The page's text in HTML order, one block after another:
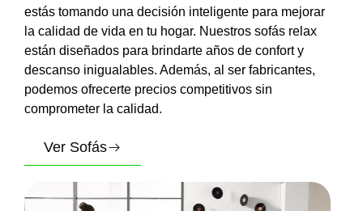
estás tomando una decisión inteligente para mejorar
la calidad de vida en tu hogar. Nuestros sofás relax
están diseñados para brindarte años de confort y
descanso inigualables. Además, al ser fabricantes,
podemos ofrecerte precios competitivos sin
comprometer la calidad.
Ver Sofás